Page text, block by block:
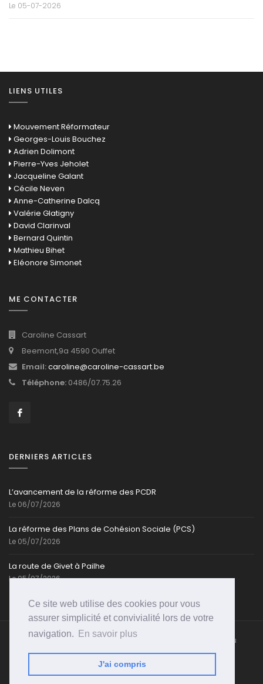
Ce site web utilise des cookies pour vous
assurer simplicité et convivialité lors de votre
navigation.
En savoir plus
J'ai compris
Le 05-07-2026
LIENS UTILES
Mouvement Réformateur
Georges-Louis Bouchez
Adrien Dolimont
Pierre-Yves Jeholet
Jacqueline Galant
Cécile Neven
Anne-Catherine Dalcq
Valérie Glatigny
David Clarinval
Bernard Quintin
Mathieu Bihet
Eléonore Simonet
ME CONTACTER
Caroline Cassart
Beemont,9a 4590 Ouffet
Email:caroline@caroline-cassart.be
Téléphone: 0486/07.75.26
DERNIERS ARTICLES
L’avancement de la réforme des PCDR
Le 06/07/2026
La réforme des Plans de Cohésion Sociale (PCS)
Le 05/07/2026
La route de Givet à Pailhe
Le 05/07/2026
Caroline-Cassart.be @ Toute reproduction partielle ou
totale est strictement interdite | Propulsé parPSI-
Ouffet